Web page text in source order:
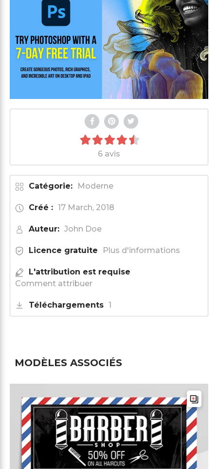
6 avis
Catégorie: Moderne
Créé : 17 March, 2018
Auteur: John Doe
Licence gratuite Plus d'informations
L'attribution est requise
Comment attribuer
Téléchargements 1
MODÈLES ASSOCIÉS